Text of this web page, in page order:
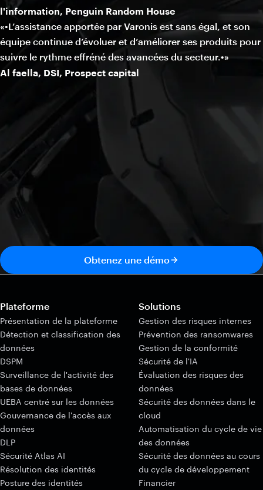
l'information, Penguin Random House
«•L’assistance apportée par Varonis est sans égal, et son
équipe continue d’évoluer et d’améliorer ses produits pour
suivre le rythme effréné des avancées du secteur.•»
Al faella, DSI, Prospect capital
Obtenez une démo
Plateforme
Présentation de la plateforme
Détection et classification des
données
DSPM
Surveillance de l'activité des
bases de données
UEBA centré sur les données
Gouvernance de l'accès aux
données
DLP
Sécurité Atlas AI
Résolution des identités
Posture des identités
Solutions
Gestion des risques internes
Prévention des ransomwares
Gestion de la conformité
Sécurité de l'IA
Évaluation des risques des
données
Sécurité des données dans le
cloud
Automatisation du cycle de vie
des données
Sécurité des données au cours
du cycle de développement
Financier